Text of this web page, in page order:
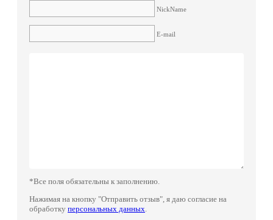
NickName
E-mail
*Все поля обязательны к заполнению.
Нажимая на кнопку "Отправить отзыв", я даю согласие на
обработку персональных данных